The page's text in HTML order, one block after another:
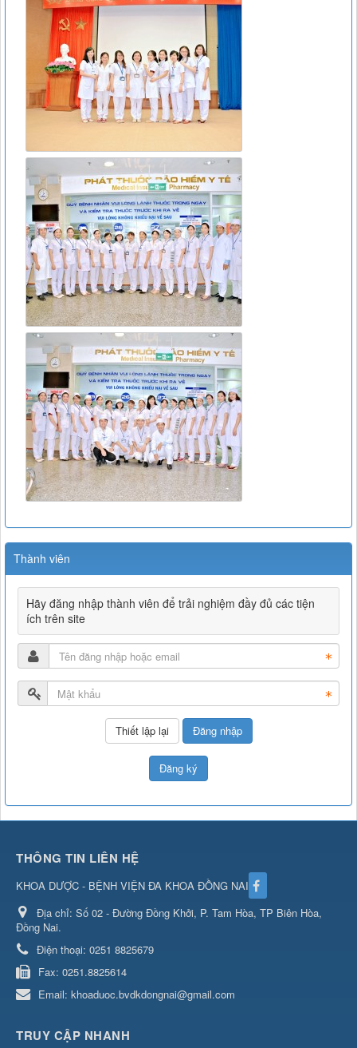
Thành viên
Hãy đăng nhập thành viên để trải nghiệm đầy đủ các tiện
ích trên site
Đăng nhập
Đăng ký
THÔNG TIN LIÊN HỆ
KHOA DƯỢC - BỆNH VIỆN ĐA KHOA ĐỒNG NAI
Địa chỉ: Số 02 - Đường Đồng Khởi, P. Tam Hòa, TP Biên Hòa,
Đồng Nai.
Điện thoại: 0251 8825679
Fax: 0251.8825614
Email: khoaduoc.bvdkdongnai@gmail.com
TRUY CẬP NHANH